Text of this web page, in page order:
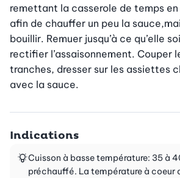
remettant la casserole de temps
afin de chauffer un peu la
bouillir. Remuer jusqu’à ce qu’elle
rectifier l’assaisonnement. Couper
tranches, dresser sur les assiettes
avec la sauce.
Indications
Cuisson à basse température: 35 à
préchauffé. La température à coeur